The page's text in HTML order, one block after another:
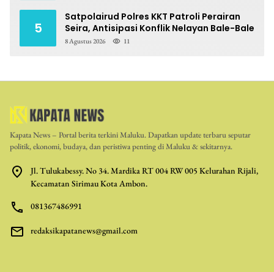
5
Satpolairud Polres KKT Patroli Perairan
Seira, Antisipasi Konflik Nelayan Bale-Bale
8 Agustus 2026 11
Kapata News – Portal berita terkini Maluku. Dapatkan update terbaru seputar
politik, ekonomi, budaya, dan peristiwa penting di Maluku & sekitarnya.
Jl. Tulukabessy. No 34. Mardika RT 004 RW 005 Kelurahan Rijali,
Kecamatan Sirimau Kota Ambon.
081367486991
redaksikapatanews@gmail.com